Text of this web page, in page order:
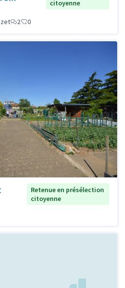
citoyenne
2 0
Retenue en présélection
citoyenne